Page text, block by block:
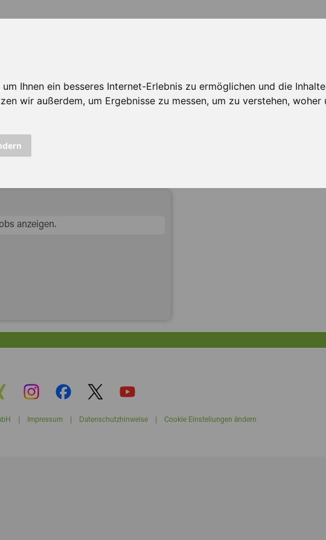
Ihnen ein besseres Internet-Erlebnis zu ermöglichen und die
wir außerdem, um Ergebnisse zu messen, um zu verstehen, woher
...
anzeigen.
| Impressum| Datenschutzhinweise| Cookie Einstellungen ändern